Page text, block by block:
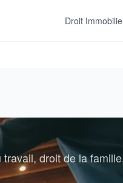
Droit
droit de la